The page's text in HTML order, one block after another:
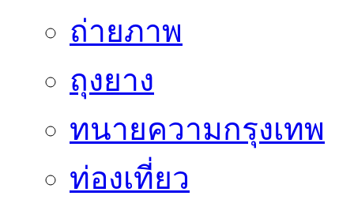
ถ่ายภาพ
ถุงยาง
ทนายความกรุงเทพ
ท่องเที่ยว